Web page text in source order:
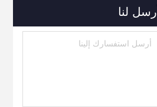
5.5 كيلو واط
أرسل لنا